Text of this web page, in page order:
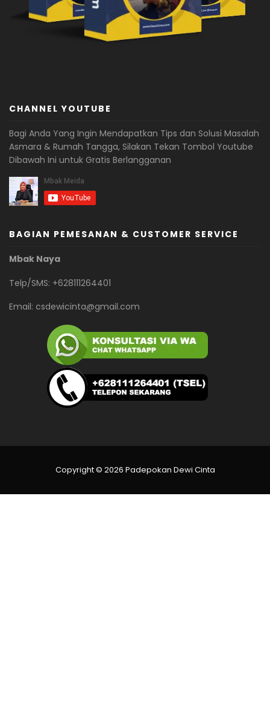
CHANNEL YOUTUBE
Bagi Anda Yang Ingin Mendapatkan Tips dan Solusi Masalah
Asmara & Rumah Tangga, Silakan Tekan Tombol Youtube
Dibawah Ini untuk Gratis Berlangganan
BAGIAN PEMESANAN & CUSTOMER SERVICE
Mbak Naya
Telp/SMS: +628111264401
Email: csdewicinta@gmail.com
Copyright © 2026 Padepokan Dewi Cinta